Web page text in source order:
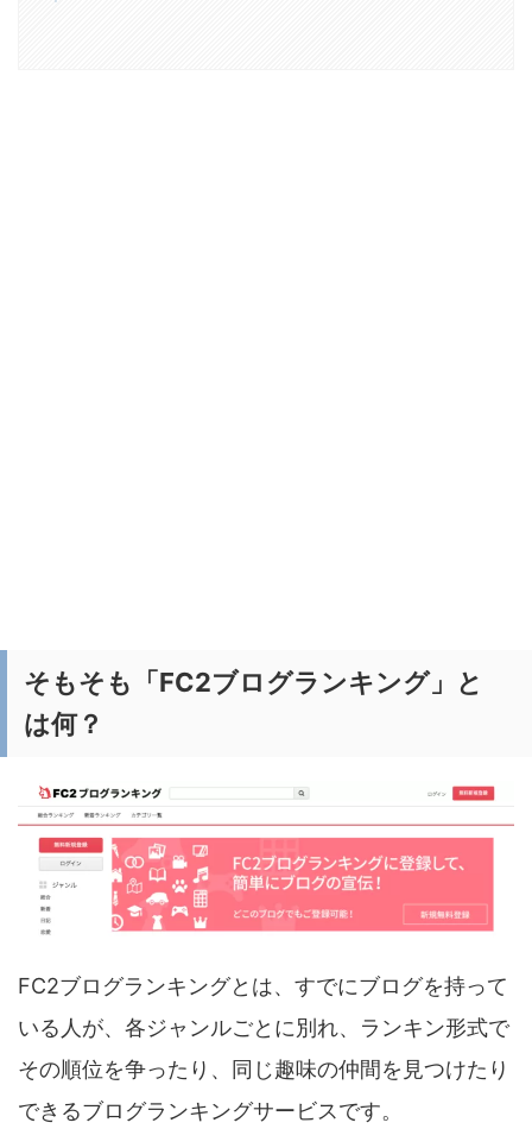
そもそも「FC2ブログランキング」と
は何？
FC2ブログランキングとは、すでにブログを持って
いる人が、各ジャンルごとに別れ、ランキン形式で
その順位を争ったり、同じ趣味の仲間を見つけたり
できるブログランキングサービスです。